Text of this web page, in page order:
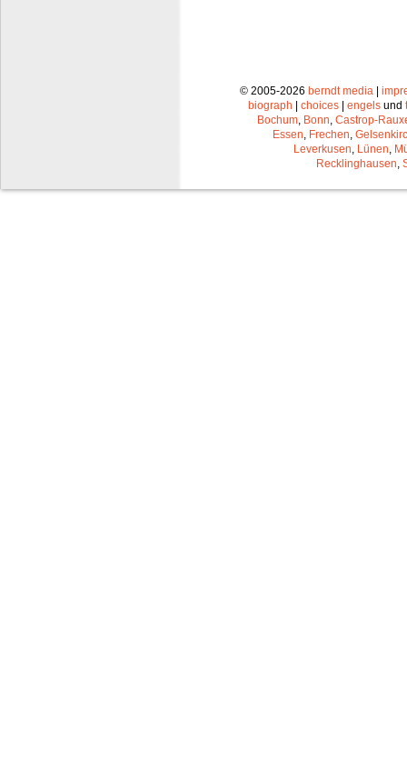
© 2005-2026 berndt media |
biograph | choices | engels und
Bochum Bonn Castrop-
Essen Frechen
Leverkusen Lünen
Recklinghausen